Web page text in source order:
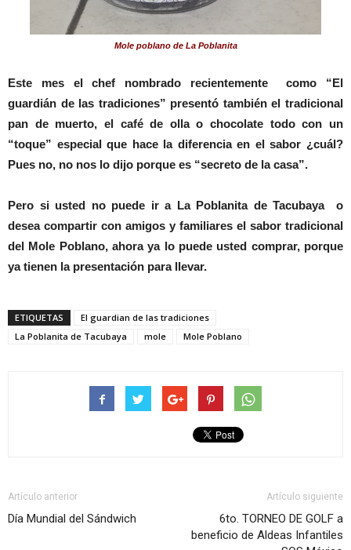
Mole poblano de La Poblanita
Este mes el chef nombrado recientemente como “El
guardián de las tradiciones” presentó también el tradicional
pan de muerto, el café de olla o chocolate todo con un
“toque” especial que hace la diferencia en el sabor ¿cuál?
Pues no, no nos lo dijo porque es “secreto de la casa”.
Pero si usted no puede ir a La Poblanita de Tacubaya o
desea compartir con amigos y familiares el sabor tradicional
del Mole Poblano, ahora ya lo puede usted comprar, porque
ya tienen la presentación para llevar.
ETIQUETAS
El guardian de las tradiciones
La Poblanita de Tacubaya
mole Mole Poblano
Artículo anterior
Día Mundial del Sándwich
Artículo siguiente
6to. TORNEO DE GOLF a
beneficio de Aldeas Infantiles